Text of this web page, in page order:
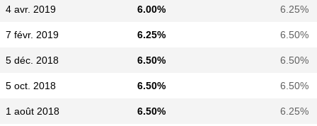
4 avr. 2019 6.00% 6.25%
7 févr. 2019 6.25% 6.50%
5 déc. 2018 6.50% 6.50%
5 oct. 2018 6.50% 6.50%
1 août 2018 6.50% 6.25%